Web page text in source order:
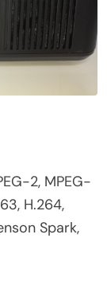
2, MPEG-
H.264,
Spark,